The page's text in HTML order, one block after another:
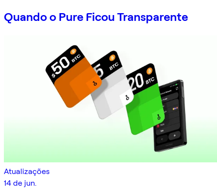
Quando o Pure Ficou Transparente
Atualizações
14 de jun.